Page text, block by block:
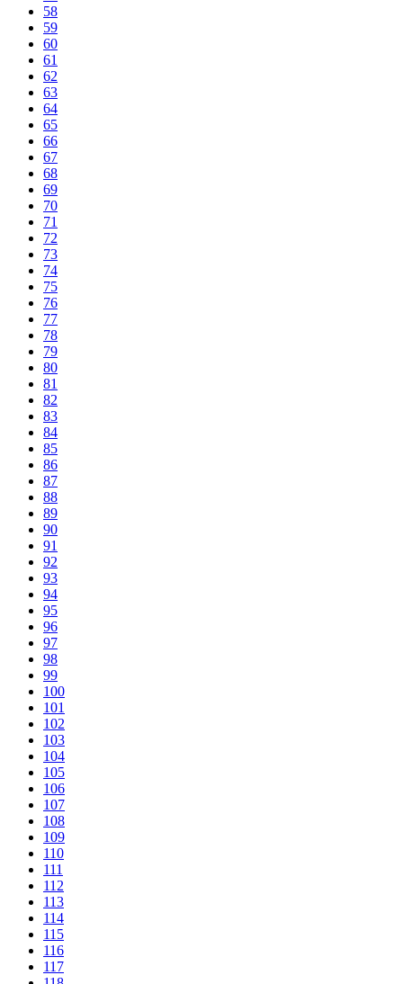
58
59
60
61
62
63
64
65
66
67
68
69
70
71
72
73
74
75
76
77
78
79
80
81
82
83
84
85
86
87
88
89
90
91
92
93
94
95
96
97
98
99
100
101
102
103
104
105
106
107
108
109
110
111
112
113
114
115
116
117